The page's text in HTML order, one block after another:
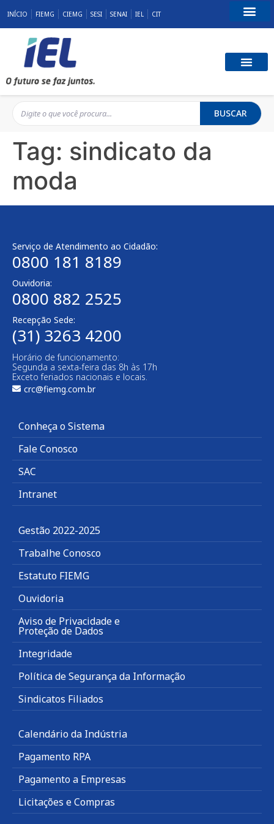
INÍCIO FIEMG CIEMG SESI SENAI IEL CIT
BUSCAR
Tag: sindicato da
moda
Serviço de Atendimento ao Cidadão:
0800 181 8189
Ouvidoria:
0800 882 2525
Recepção Sede:
(31) 3263 4200
Horário de funcionamento:
Segunda a sexta-feira das 8h às 17h
Exceto feriados nacionais e locais.
crc@fiemg.com.br
Conheça o Sistema
Fale Conosco
SAC
Intranet
Gestão 2022-2025
Trabalhe Conosco
Estatuto FIEMG
Ouvidoria
Aviso de Privacidade e
Proteção de Dados
Integridade
Política de Segurança da Informação
Sindicatos Filiados
Calendário da Indústria
Pagamento RPA
Pagamento a Empresas
Licitações e Compras